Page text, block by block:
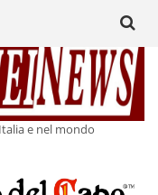
e nel mondo
for: